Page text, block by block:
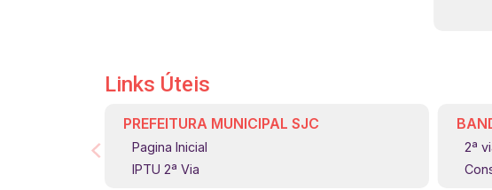
Links Úteis
PREFEITURA MUNICIPAL SJC
Pagina Inicial
IPTU 2ª Via
2ª